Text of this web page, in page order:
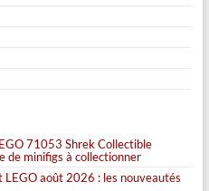
71053 Shrek Collectible
de minifigs à collectionner
LEGO août 2026 : les nouveautés